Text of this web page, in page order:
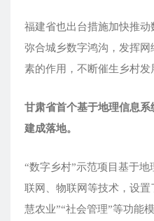
福建省也出台措施加快推动
弥合城乡数字鸿沟，发挥
素的作用，不断催生乡村发
甘肃省首个基于地理信息系
建成落地。
“数字乡村”示范项目基于
联网、物联网等技术，设置
慧农业”“社会管理”等功能